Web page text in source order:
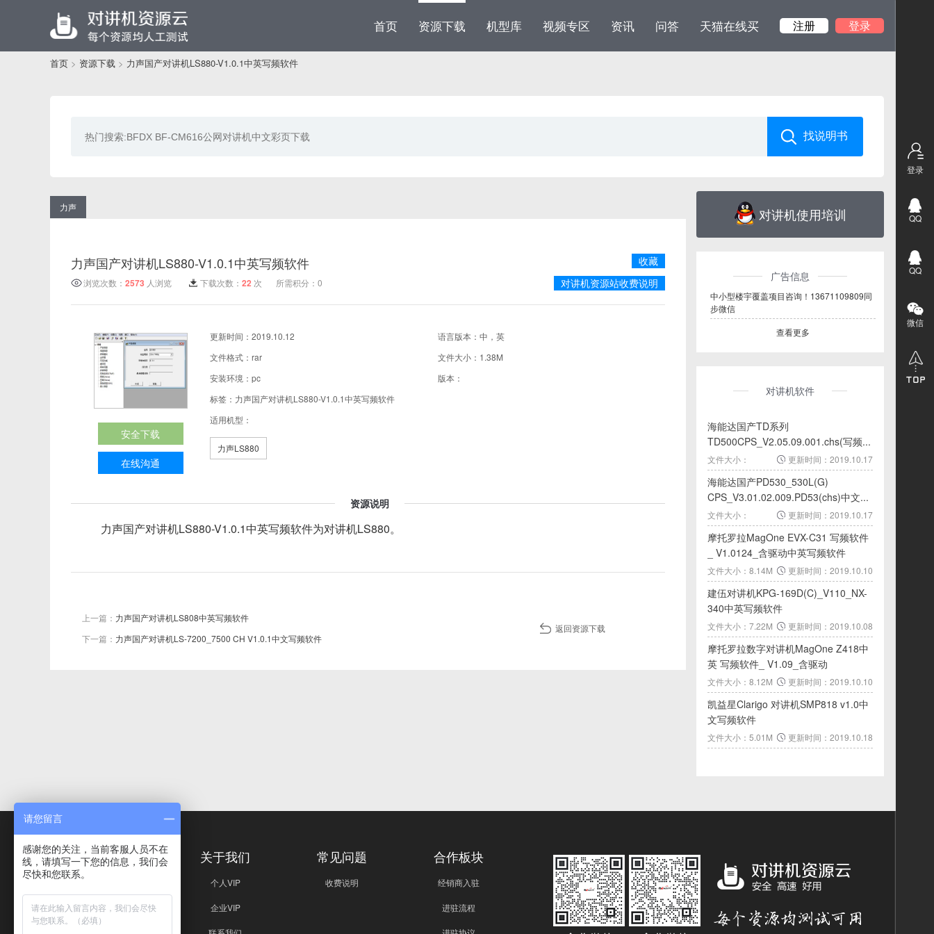
首页 资源下载 机型库 视频专区 资讯 问答 天猫在线买 注册 登录
首页 > 资源下载 > 力声国产对讲机LS880-V1.0.1中英写频软件
力声
力声国产对讲机LS880-V1.0.1中英写频软件 收藏
浏览次数： 2573 人浏览 下载次数： 22 次 所需积分：0 对讲机资源站收费说明
安全下载
在线沟通
更新时间：2019.10.12
语言版本：中，英
文件格式：rar
文件大小：1.38M
安装环境：pc
版本：
标签：力声国产对讲机LS880-V1.0.1中英写频软件
适用机型：
力声LS880
资源说明
力声国产对讲机LS880-V1.0.1中英写频软件为对讲机LS880。
上一篇： 力声国产对讲机LS808中英写频软件
下一篇： 力声国产对讲机LS-7200_7500 CH V1.0.1中文写频软件
返回资源下载
对讲机使用培训
广告信息
中小型楼宇覆盖项目咨询！13671109809同
步微信
查看更多
对讲机软件
海能达国产TD系列
TD500CPS_V2.05.09.001.chs(写频...
更新时间：2019.10.17
文件大小：
11.39M
海能达国产PD530_530L(G)
CPS_V3.01.02.009.PD53(chs)中文...
更新时间：2019.10.17
文件大小：
10.45M
摩托罗拉MagOne EVX-C31 写频软件
_ V1.0124_含驱动中英写频软件
更新时间：2019.10.10
文件大小：8.14M
建伍对讲机KPG-169D(C)_V110_NX-
340中英写频软件
更新时间：2019.10.08
文件大小：7.22M
摩托罗拉数字对讲机MagOne Z418中
英 写频软件_ V1.09_含驱动
更新时间：2019.10.10
文件大小：8.12M
凯益星Clarigo 对讲机SMP818 v1.0中
文写频软件
更新时间：2019.10.18
文件大小：5.01M
免责声明 关于我们
个人VIP
企业VIP
常见问题
收费说明
合作板块
经销商入驻
进驻流程
登录
QQ
QQ
微信
请您留言
感谢您的关注，当前客服人员不在
线，请填写一下您的信息，我们会
尽快和您联系。